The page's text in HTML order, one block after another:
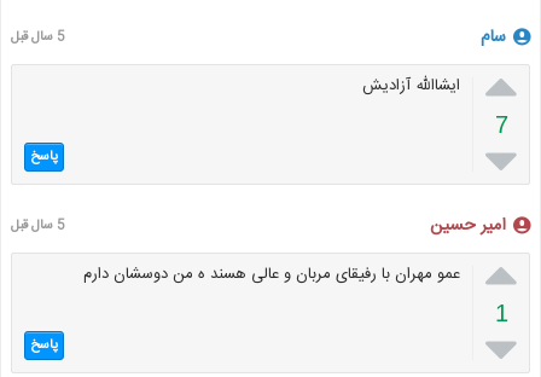
سام 5 سال قبل

7

ایشاالله آزادیش
پاسخ
امیر حسین 5 سال قبل

1

عمو مهران با رفیقای مربان و عالی هسند ه من دوسشان دارم
پاسخ